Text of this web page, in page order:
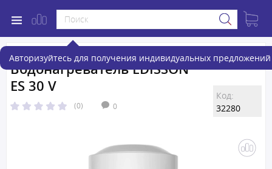
Авторизуйтесь для получения индивидуальных предложений
Водонагреватель EDISSON
ES 30 V
(0) 0
Код:
32280